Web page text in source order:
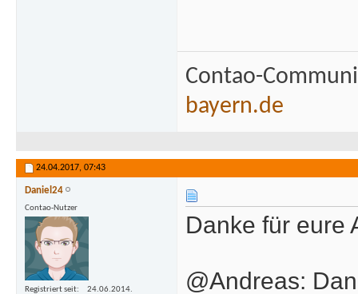
Contao-
bayern.de
24.04.2017, 07:43
Daniel24
Contao-Nutzer
Registriert seit 24.06.2014.
Danke für eure
@Andreas: